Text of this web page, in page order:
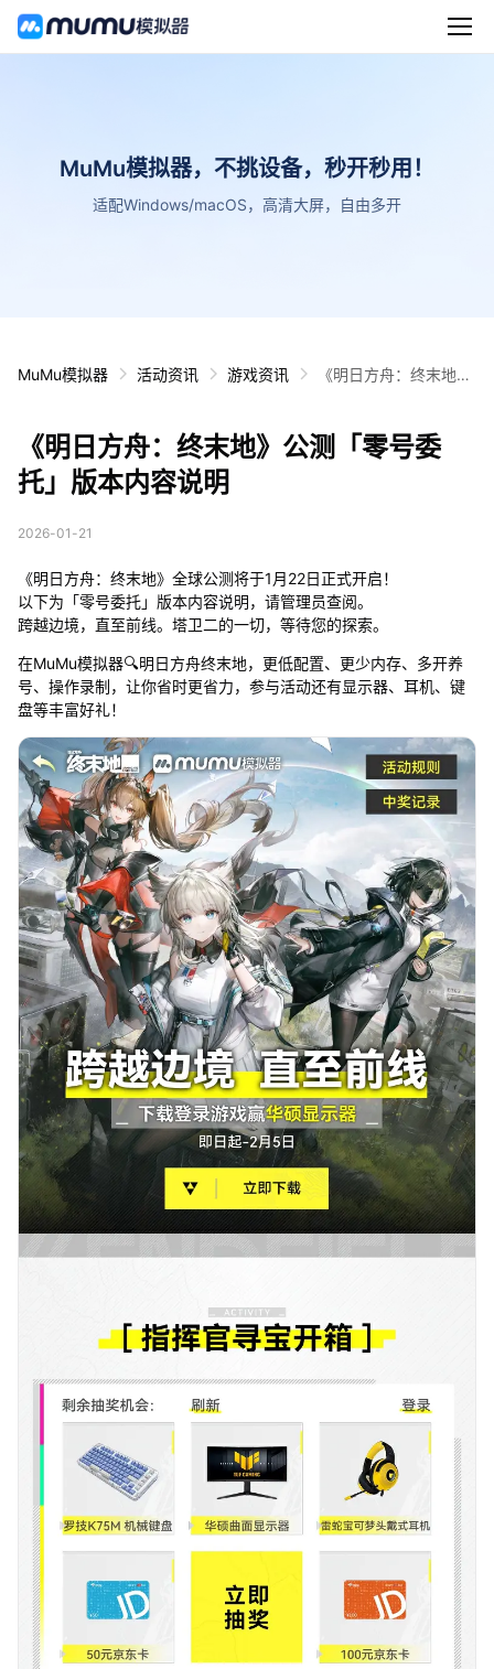
MuMu模拟器，不挑设备，秒开秒用！
适配Windows/macOS，高清大屏，自由多开
MuMu模拟器 活动资讯 游戏资讯
《明日方舟：终末地》
《明日方舟：终末地》公测「零号委
托」版本内容说明
2026-01-21
《明日方舟：终末地》全球公测将于1月22日正式开启！
以下为「零号委托」版本内容说明，请管理员查阅。
跨越边境，直至前线。塔卫二的一切，等待您的探索。
在MuMu模拟器🔍明日方舟终末地，更低配置、更少内存、多开养
号、操作录制，让你省时更省力，参与活动还有显示器、耳机、键
盘等丰富好礼！